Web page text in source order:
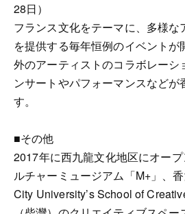
28日）
フランス文化をテーマに、多様な
を提供する毎年恒例のイベント
外のアーティストのコラボレーシ
ンサートやパフォーマンスなどが
す。
■その他
2017年に西九龍文化地区にオー
ルチャーミュージアム「M+」、香
City University’s School of